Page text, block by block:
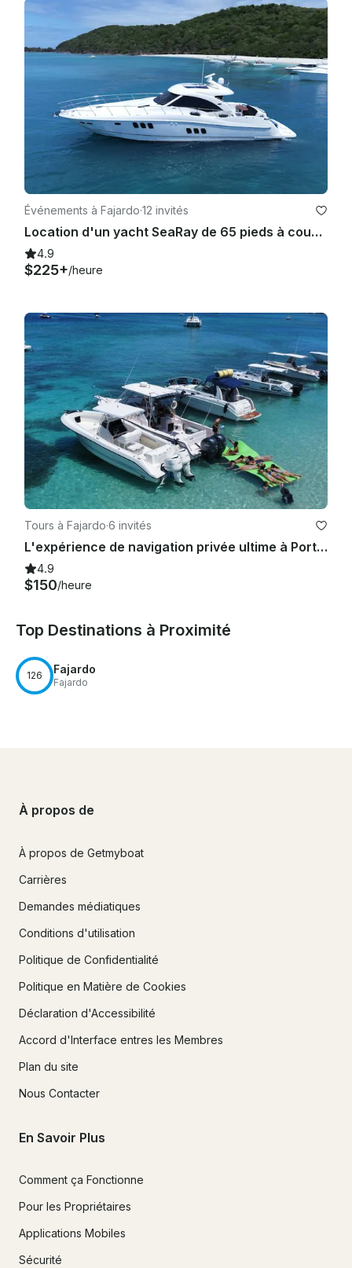
Événements à Fajardo·12 invités
Location d'un yacht SeaRay de 65 pieds à couper le souffle - Immaculé !
4.9
$225+/heure
Tours à Fajardo·6 invités
L'expérience de navigation privée ultime à Porto Rico ! 🛥️ 🇵🇷
4.9
$150/heure
Top Destinations à Proximité
126 Fajardo
Fajardo
À propos de
À propos de Getmyboat
Carrières
Demandes médiatiques
Conditions d'utilisation
Politique de Confidentialité
Politique en Matière de Cookies
Déclaration d'Accessibilité
Accord d'Interface entres les Membres
Plan du site
Nous Contacter
En Savoir Plus
Comment ça Fonctionne
Pour les Propriétaires
Applications Mobiles
Sécurité